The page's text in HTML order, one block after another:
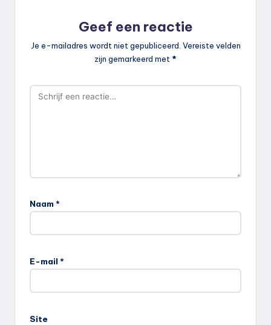
Geef een reactie
Je e-mailadres wordt niet gepubliceerd. Vereiste velden
zijn gemarkeerd met *
Naam *
E-mail *
Site